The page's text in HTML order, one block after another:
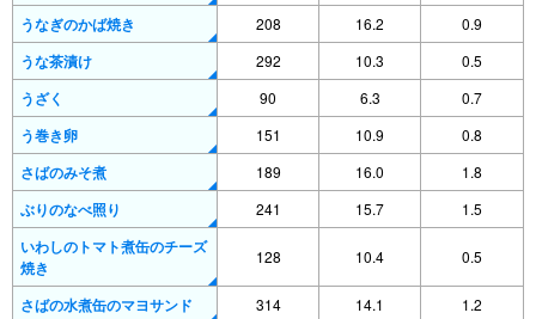
うなぎのかば焼き 208 16.2 0.9
うな茶漬け 292 10.3 0.5
うざく 90 6.3 0.7
う巻き卵 151 10.9 0.8
さばのみそ煮 189 16.0 1.8
ぶりのなべ照り 241 15.7 1.5
いわしのトマト煮缶のチーズ
焼き
128 10.4 0.5
さばの水煮缶のマヨサンド 314 14.1 1.2